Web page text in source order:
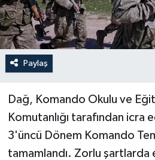
Paylaş
Dağ, Komando Okulu ve
Komutanlığı tarafından icra
3'üncü Dönem Komando
tamamlandı. Zorlu